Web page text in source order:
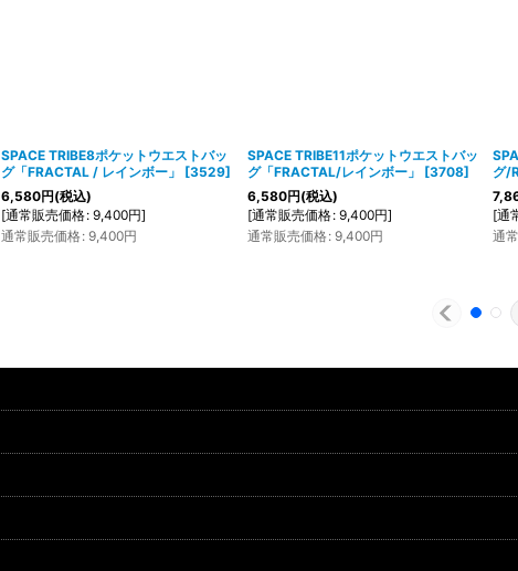
SPACE TRIBE8ポケットウエストバッ
グ「FRACTAL / レインボー」
[3529]
6,580円(税込)
[通常販売価格: 9,400円]
通常販売価格: 9,400円
SPACE TRIBE11ポケットウエストバッ
グ「FRACTAL/レインボー」
[3708]
6,580円(税込)
[通常販売価格: 9,400円]
通常販売価格: 9,400円
グ/
[通
通